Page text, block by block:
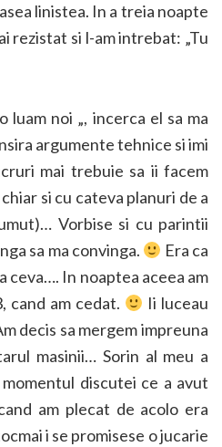
linistea. In a treia noapte
rezistat si l-am intrebat: „Tu
luam noi „, incerca el sa ma
argumente tehnice si imi
mai trebuie sa ii facem
si cu cateva planuri de a
Vorbise si cu parintii
sa ma convinga.
Era ca
ceva…. In noaptea aceea am
cand am cedat.
Ii luceau
decis sa mergem impreuna
masinii… Sorin al meu a
discutei ce a avut
am plecat de acolo era
i se promisese o jucarie